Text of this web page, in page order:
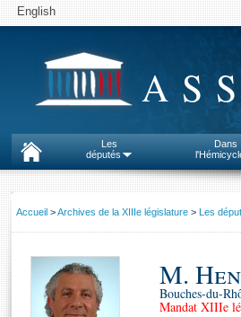
English
Les
députés
Dans
Accueil >Archives de la XIIIe législature > Les
M.
Bouches-du-
Mandat XIIIe